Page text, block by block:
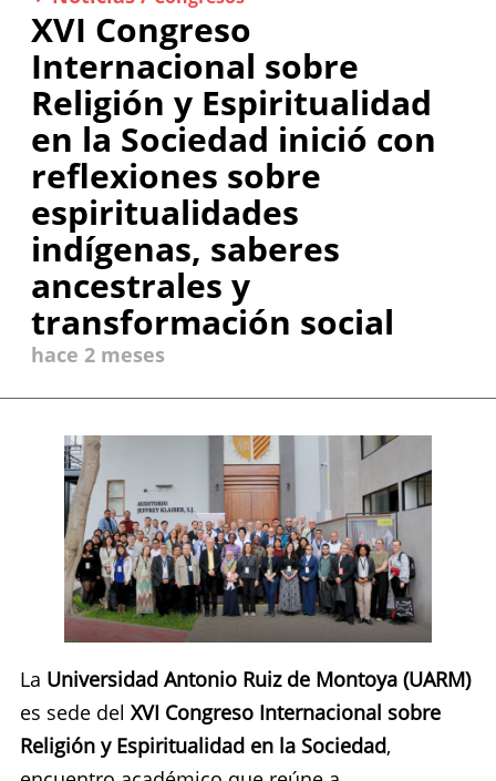
XVI Congreso
Internacional sobre
Religión y Espiritualidad
en la Sociedad inició con
reflexiones sobre
espiritualidades
indígenas, saberes
ancestrales y
transformación social
hace 2 meses
La Universidad Antonio Ruiz de Montoya (UARM)
es sede del XVI Congreso Internacional sobre
Religión y Espiritualidad en la Sociedad,